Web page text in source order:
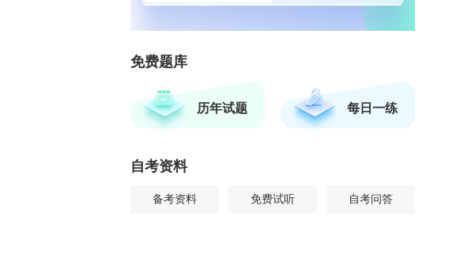
免费题库
历年试题 每日一练
自考资料
备考资料 免费试听 自考问答